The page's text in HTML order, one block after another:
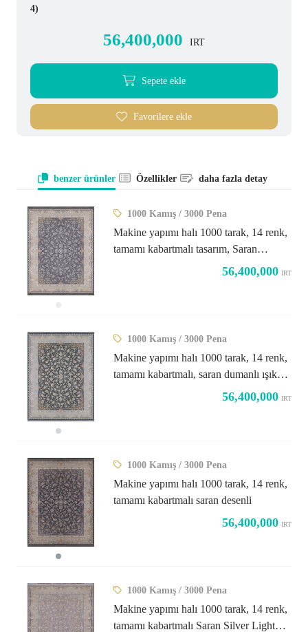
4)
56,400,000 IRT
Sepete ekle
Favorilere ekle
benzer ürünler Özellikler daha fazla detay
1000 Kamış / 3000 Pena
Makine yapımı halı 1000 tarak, 14 renk,
tamamı kabartmalı tasarım, Saran
56,400,000 IRT
1000 Kamış / 3000 Pena
Makine yapımı halı 1000 tarak, 14 renk,
tamamı kabartmalı, saran dumanlı ışık
56,400,000 IRT
1000 Kamış / 3000 Pena
Makine yapımı halı 1000 tarak, 14 renk,
tamamı kabartmalı saran desenli
56,400,000 IRT
1000 Kamış / 3000 Pena
Makine yapımı halı 1000 tarak, 14 renk,
tamamı kabartmalı Saran Silver Light